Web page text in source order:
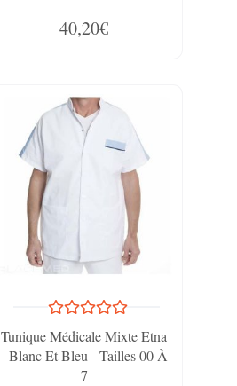
40,20€
Tunique Médicale Mixte Etna
- Blanc Et Bleu - Tailles 00 À
7